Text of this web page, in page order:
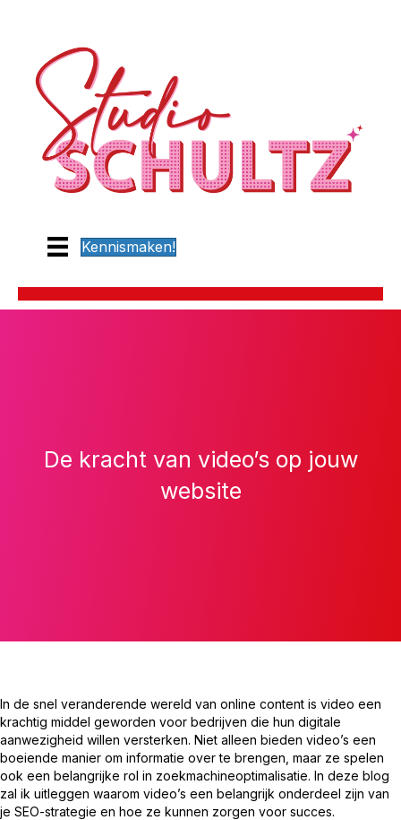
Kennismaken!
De kracht van video’s op jouw
website
In de snel veranderende wereld van online content is video een
krachtig middel geworden voor bedrijven die hun digitale
aanwezigheid willen versterken. Niet alleen bieden video’s een
boeiende manier om informatie over te brengen, maar ze spelen
ook een belangrijke rol in zoekmachineoptimalisatie. In deze blog
zal ik uitleggen waarom video’s een belangrijk onderdeel zijn van
je SEO-strategie en hoe ze kunnen zorgen voor succes.